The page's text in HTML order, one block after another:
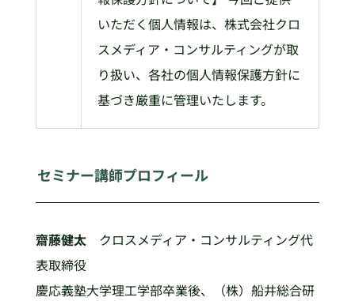
いただく個人情報は、株式会社クロ
スメディア・コンサルティングが取
り扱い、各社の個人情報保護方針に
基づき厳重に管理いたします。
セミナー講師プロフィール
齋藤健太クロスメディア・コンサルティング代
表取締役
慶応義塾大学理工学部卒業後、（株）船井総合研